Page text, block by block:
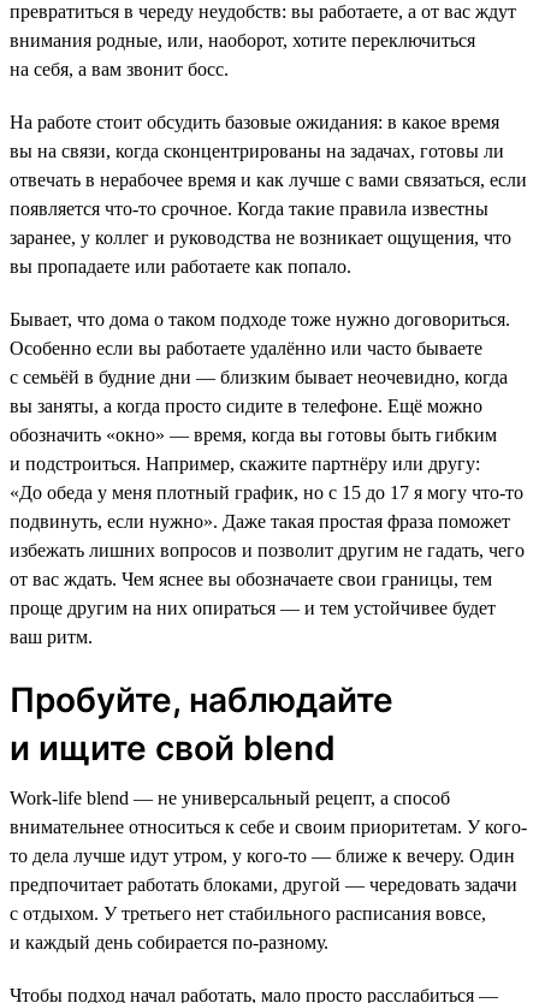
превратиться в череду неудобств: вы работаете, а от вас ждут
внимания родные, или, наоборот, хотите переключиться
на себя, а вам звонит босс.
На работе стоит обсудить базовые ожидания: в какое время
вы на связи, когда сконцентрированы на задачах, готовы ли
отвечать в нерабочее время и как лучше с вами связаться, если
появляется что-то срочное. Когда такие правила известны
заранее, у коллег и руководства не возникает ощущения, что
вы пропадаете или работаете как попало.
Бывает, что дома о таком подходе тоже нужно договориться.
Особенно если вы работаете удалённо или часто бываете
с семьёй в будние дни — близким бывает неочевидно, когда
вы заняты, а когда просто сидите в телефоне. Ещё можно
обозначить «окно» — время, когда вы готовы быть гибким
и подстроиться. Например, скажите партнёру или другу:
«До обеда у меня плотный график, но с 15 до 17 я могу что-то
подвинуть, если нужно». Даже такая простая фраза поможет
избежать лишних вопросов и позволит другим не гадать, чего
от вас ждать. Чем яснее вы обозначаете свои границы, тем
проще другим на них опираться — и тем устойчивее будет
ваш ритм.
Пробуйте, наблюдайте
и ищите свой blend
Work-life blend — не универсальный рецепт, а способ
внимательнее относиться к себе и своим приоритетам. У кого-
то дела лучше идут утром, у кого-то — ближе к вечеру. Один
предпочитает работать блоками, другой — чередовать задачи
с отдыхом. У третьего нет стабильного расписания вовсе,
и каждый день собирается по-разному.
Чтобы подход начал работать, мало просто расслабиться —